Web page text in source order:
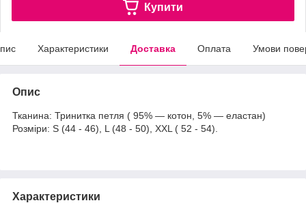
Купити
Характеристики Доставка Оплата Умови
Опис
Тканина: Тринитка петля ( 95% — котон, 5% — еластан)
Розміри: S (44 - 46), L (48 - 50), XXL ( 52 - 54).
Характеристики